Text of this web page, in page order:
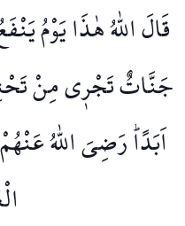
قَالَ اللّٰهُ هٰذَا يَوْمُ
جَنَّاتٌ تَجْر۪ي مِنْ
اَبَدًاۜ رَضِيَ اللّٰهُ